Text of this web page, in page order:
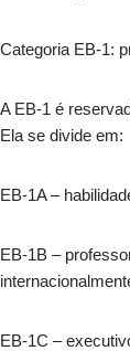
Categoria EB-1:
A EB-1 é
Ela se divide em:
EB-1A –
EB-1B –
EB-1C –